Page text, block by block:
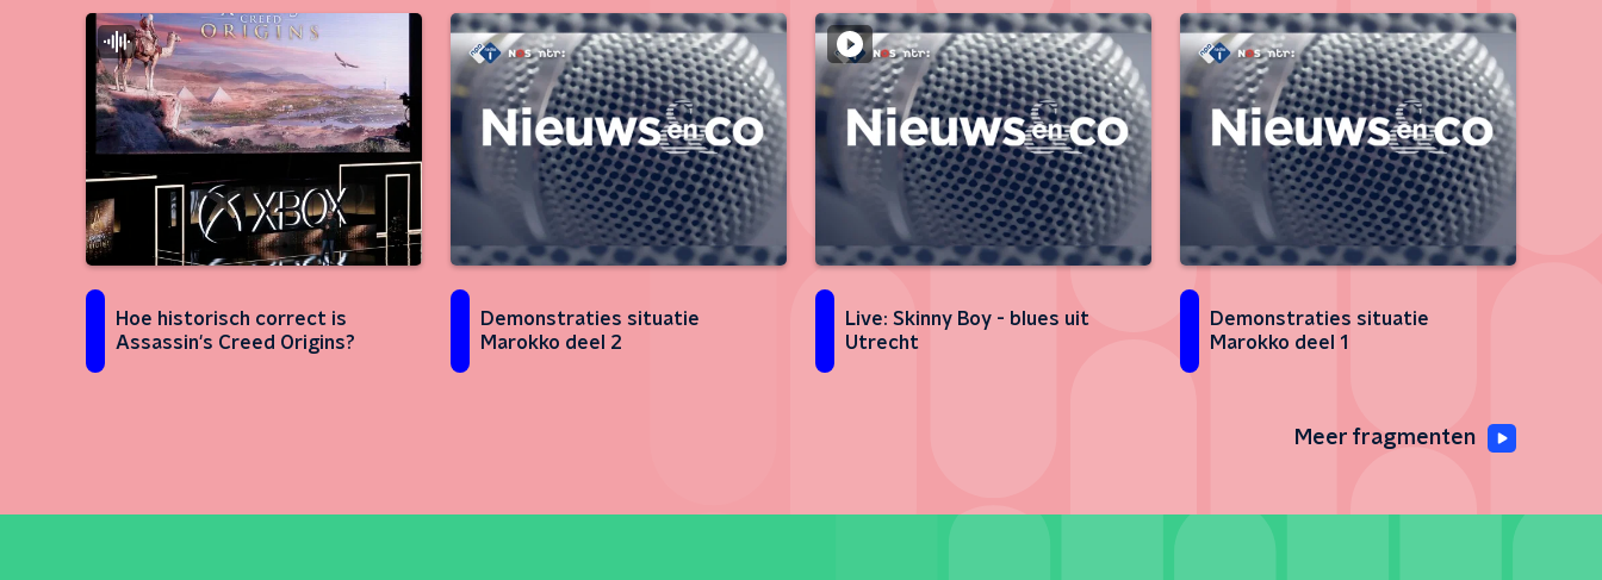
Hoe historisch correct is
Assassin's Creed Origins?
Demonstraties situatie
Marokko deel 2
Live: Skinny Boy - blues uit
Utrecht
Demonstraties situatie
Marokko deel 1
Meer fragmenten